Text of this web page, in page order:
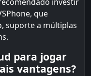
que
suporte a múltiplas
para jogar
vantagens?